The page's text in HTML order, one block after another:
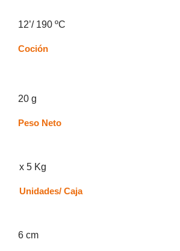
12’/ 190 ºC
Coción
20 g
Peso Neto
x 5 Kg
Unidades/ Caja
6 cm